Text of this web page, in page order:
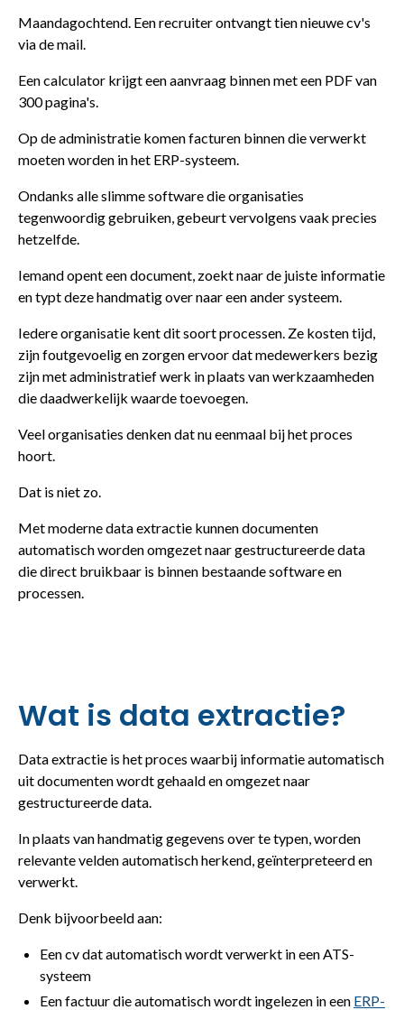
Maandagochtend. Een recruiter ontvangt tien nieuwe cv's
via de mail.
Een calculator krijgt een aanvraag binnen met een PDF van
300 pagina's.
Op de administratie komen facturen binnen die verwerkt
moeten worden in het ERP-systeem.
Ondanks alle slimme software die organisaties
tegenwoordig gebruiken, gebeurt vervolgens vaak precies
hetzelfde.
Iemand opent een document, zoekt naar de juiste informatie
en typt deze handmatig over naar een ander systeem.
Iedere organisatie kent dit soort processen. Ze kosten tijd,
zijn foutgevoelig en zorgen ervoor dat medewerkers bezig
zijn met administratief werk in plaats van werkzaamheden
die daadwerkelijk waarde toevoegen.
Veel organisaties denken dat nu eenmaal bij het proces
hoort.
Dat is niet zo.
Met moderne data extractie kunnen documenten
automatisch worden omgezet naar gestructureerde data
die direct bruikbaar is binnen bestaande software en
processen.
Wat is data extractie?
Data extractie is het proces waarbij informatie automatisch
uit documenten wordt gehaald en omgezet naar
gestructureerde data.
In plaats van handmatig gegevens over te typen, worden
relevante velden automatisch herkend, geïnterpreteerd en
verwerkt.
Denk bijvoorbeeld aan:
Een cv dat automatisch wordt verwerkt in een ATS-
systeem
Een factuur die automatisch wordt ingelezen in een ERP-